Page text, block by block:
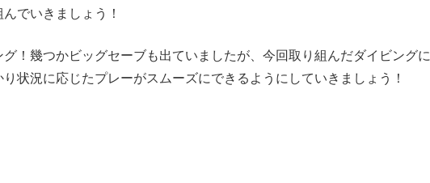
でいきましょう！
！幾つかビッグセーブも出ていましたが、今回取り組んだダイビングに
状況に応じたプレーがスムーズにできるようにしていきましょう！